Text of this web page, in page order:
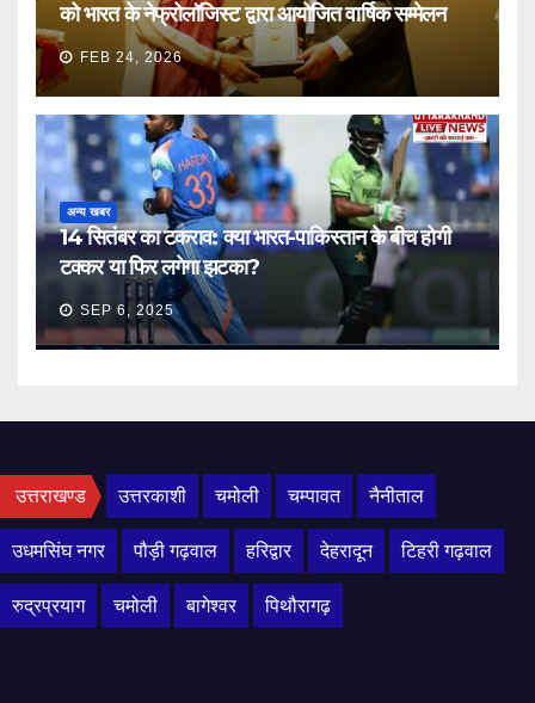
को भारत के नेफ्रोलॉजिस्ट द्वारा आयोजित वार्षिक सम्मेलन
FEB 24, 2026
अन्य खबर
14 सितंबर का टकराव: क्या भारत-पाकिस्तान के बीच होगी
टक्कर या फिर लगेगा झटका?
SEP 6, 2025
उत्तराखण्ड उत्तरकाशी चमोली चम्पावत नैनीताल
उधमसिंघ नगर पौड़ी गढ़वाल हरिद्वार देहरादून टिहरी गढ़वाल
रुद्रप्रयाग चमोली बागेश्वर पिथौरागढ़